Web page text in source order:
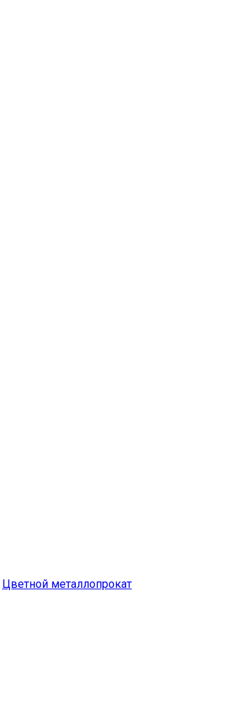
Цветной металлопрокат